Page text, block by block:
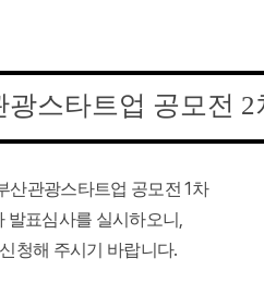
광스타트업 공모전 2
산관광스타트업 공모전1차
발표심사를 실시하오니 ,
청해 주시기 바랍니다.